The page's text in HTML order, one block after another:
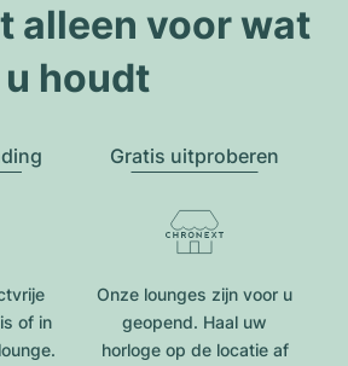
alleen voor wat
u houdt
of in
Gratis uitproberen
Onze lounges zijn voor u
geopend. Haal uw
horloge op de locatie af